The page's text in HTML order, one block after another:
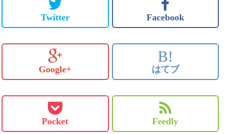
Twitter Facebook
Google+
B!
はてブ
Pocket Feedly